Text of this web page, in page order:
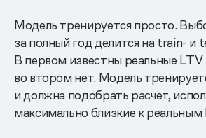
Модель тренируется просто.
за полный год делится на train- и
В первом известны реальные LTV
во втором нет. Модель
и должна подобрать расчет,
максимально близкие к реальным